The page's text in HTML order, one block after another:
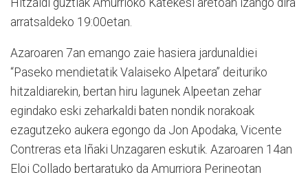
arratsaldeko 19:00etan.
Azaroaren 7an emango zaie hasiera jardunaldiei
“Paseko mendietatik Valaiseko Alpetara” deituriko
hitzaldiarekin, bertan hiru lagunek Alpeetan zehar
egindako eski zeharkaldi baten nondik norakoak
ezagutzeko aukera egongo da Jon Apodaka, Vicente
Contreras eta Iñaki Unzagaren eskutik. Azaroaren 14an
Eloi Collado bertaratuko da Amurriora Perineotan